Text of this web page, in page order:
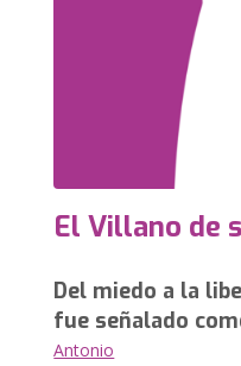
El Villano de
Del miedo a la
fue señalado
Antonio